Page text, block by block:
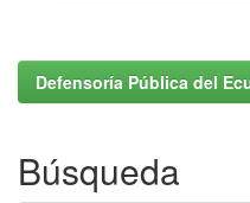
Defensoría Pública del
Búsqueda